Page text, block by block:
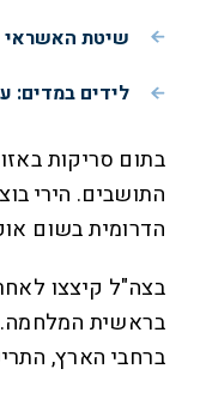
שיטת האשראי
לידים במדים:
בתום סריקות
התושבים. הירי
הדרומית בשום
בצה"ל קיצצו
בראשית המלחמה.
ברחבי הארץ,